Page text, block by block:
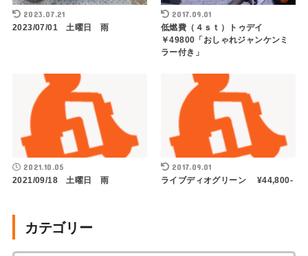
2023.07.21
2023/07/01 土曜日 雨
2017.09.01
低燃費（４ｓｔ）トゥデイ
￥49800「おしゃれジャンケンミ
ラー付き」
2021.10.05
2021/09/18 土曜日 雨
2017.09.01
ライブディオグリーン ¥44,800-
カテゴリー